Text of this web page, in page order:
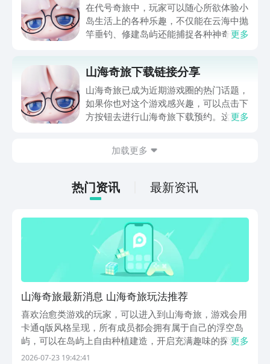
在代号奇旅中，玩家可以随心所欲体验小
岛生活上的各种乐趣，不仅能在云海中抛
竿垂钓、修建岛屿还能捕捉各种神奇动
来给大家分享一下，想要预约的小伙伴可
以点击下方的链接到九游里预约，预约成
功后不仅会及时提醒大家下载，还有机会
收到预约礼包。
更多
山海奇旅下载链接分享
山海奇旅已成为近期游戏圈的热门话题，
如果你也对这个游戏感兴趣，可以点击下
方按钮去进行山海奇旅下载预约。这款由
赞誉。玩家在进入山海奇旅所构造的世界
入胜的故事，还将开启一场温暖而充满哲
思的冒险之旅。
更多
加载更多
热门资讯 最新资讯
山海奇旅最新消息 山海奇旅玩法推荐
喜欢治愈类游戏的玩家，可以进入到山海奇旅，游戏会用
卡通q版风格呈现，所有成员都会拥有属于自己的浮空岛
屿，可以在岛屿上自由种植建造，开启充满趣味的探索，
很多成员想知道山海奇旅最新消息，会跟大家分享游戏现
更多
2026-07-23 19:42:41